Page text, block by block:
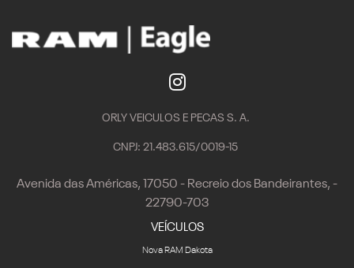
ORLY VEICULOS E PECAS S. A.
CNPJ: 21.483.615/0019-15
Avenida das Américas, 17050 - Recreio dos Bandeirantes, -
22790-703
VEÍCULOS
Nova RAM Dakota